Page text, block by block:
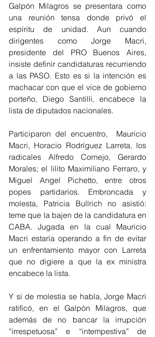
Galpón Milagros se presentara como
una reunión tensa donde privó el
espíritu de unidad. Aun cuando
dirigentes como Jorge Macri,
presidente del PRO Buenos Aires,
insiste definir candidaturas recurriendo
a las PASO. Esto es si la intención es
machacar con que el vice de gobierno
porteño, Diego Santilli, encabece la
lista de diputados nacionales.
Participaron del encuentro,  Mauricio
Macri, Horacio Rodríguez Larreta, los
radicales Alfredo Cornejo, Gerardo
Morales; el lilito Maximiliano Ferraro, y
Miguel Angel Pichetto, entre otros
popes partidarios. Embroncada y
molesta, Patricia Bullrich no asistió:
teme que la bajen de la candidatura en
CABA. Jugada en la cual Mauricio
Macri estaría operando a fin de evitar
un enfrentamiento mayor con Larreta
que no digiere a que la ex ministra
encabece la lista.
Y si de molestia se habla, Jorge Macri
ratificó, en el Galpón Milagros, que
además de no bancar la irrupción
“irrespetuosa” e “intempestiva” de